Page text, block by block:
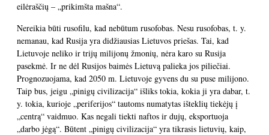
eilėraščių – „prikimšta mašna“.
Nereikia būti rusofilu, kad nebūtum rusofobas. Nesu rusofobas, t. y.
nemanau, kad Rusija yra didžiausias Lietuvos priešas. Tai, kad
Lietuvoje neliko ir trijų milijonų žmonių, nėra karo su Rusija
pasekmė. Ir ne dėl Rusijos baimės Lietuvą palieka jos piliečiai.
Prognozuojama, kad 2050 m. Lietuvoje gyvens du su puse milijono.
Taip bus, jeigu „pinigų civilizacija“ išliks tokia, kokia ji yra dabar, t.
y. tokia, kurioje „periferijos“ tautoms numatytas išteklių tiekėjų į
„centrą“ vaidmuo. Kas negali tiekti naftos ir dujų, eksportuoja
„darbo jėgą“. Būtent „pinigų civilizacija“ yra tikrasis lietuvių, kaip,